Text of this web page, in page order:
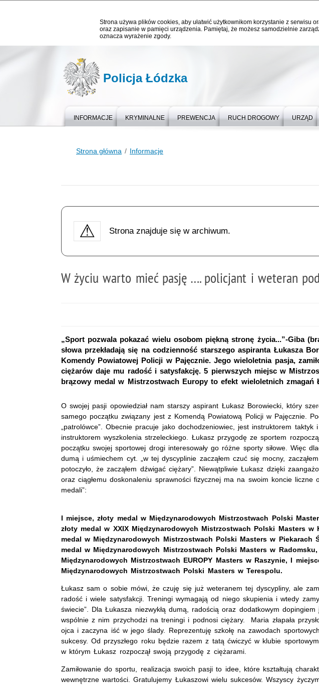
Strona używa plików cookies, aby ułatwić użytkownikom korzystanie z serwisu
oraz zapisanie w pamięci urządzenia. Pamiętaj, że możesz samodzielnie
oznacza wyrażenie zgody.
Policja Łódzka
INFORMACJE KRYMINALNE PREWENCJA RUCH DROGOWY URZĄD
Strona główna Informacje
Strona znajduje się w archiwum.
W życiu warto mieć pasję …. policjant i weteran
„Sport pozwala pokazać wielu osobom piękną stronę życia...”-Giba
słowa przekładają się na codzienność starszego aspiranta Łukasza
Komendy Powiatowej Policji w Pajęcznie. Jego wieloletnia pasja,
ciężarów daje mu radość i satysfakcję. 5 pierwszych miejsc w
brązowy medal w Mistrzostwach Europy to efekt wieloletnich zmagań
O swojej pasji opowiedział nam starszy aspirant Łukasz Borowiecki, który
samego początku związany jest z Komendą Powiatową Policji w Pajęcznie.
„patrolówce”. Obecnie pracuje jako dochodzeniowiec, jest instruktorem
instruktorem wyszkolenia strzeleckiego. Łukasz przygodę ze sportem
początku swojej sportowej drogi interesowały go różne sporty siłowe. Więc
dumą i uśmiechem cyt. „w tej dyscyplinie zacząłem czuć się mocny,
potoczyło, że zacząłem dźwigać ciężary”. Niewątpliwie Łukasz dzięki
oraz ciągłemu doskonaleniu sprawności fizycznej ma na swoim koncie liczne
medali”:
I miejsce, złoty medal w Międzynarodowych Mistrzostwach Polski
złoty medal w XXIX Międzynarodowych Mistrzostwach Polski Masters w
medal w Międzynarodowych Mistrzostwach Polski Masters w Piekarach
medal w Międzynarodowych Mistrzostwach Polski Masters w
Międzynarodowych Mistrzostwach EUROPY Masters w Raszynie, I
Międzynarodowych Mistrzostwach Polski Masters w Terespolu.
Łukasz sam o sobie mówi, że czuję się już weteranem tej dyscypliny, ale
radość i wiele satysfakcji. Treningi wymagają od niego skupienia i wtedy
świecie”. Dla Łukasza niezwykłą dumą, radością oraz dodatkowym
wspólnie z nim przychodzi na treningi i podnosi ciężary. Maria złapała
ojca i zaczyna iść w jego ślady. Reprezentuję szkołę na zawodach
sukcesy. Od przyszłego roku będzie razem z tatą ćwiczyć w klubie
w którym Łukasz rozpoczął swoją przygodę z ciężarami.
Zamiłowanie do sportu, realizacja swoich pasji to idee, które kształtują
wewnętrzne wartości. Gratulujemy Łukaszowi wielu sukcesów. Wszyscy